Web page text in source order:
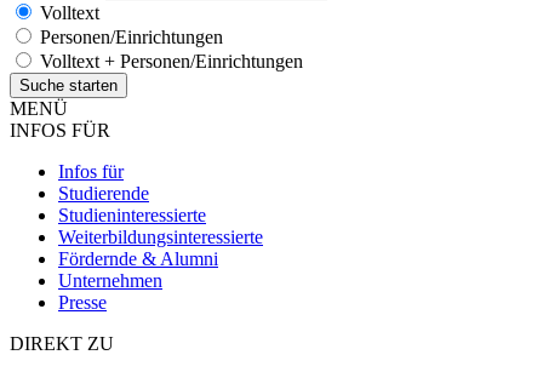
Volltext
Personen/Einrichtungen
Volltext + Personen/Einrichtungen
MENÜ
INFOS FÜR
Infos für
Studierende
Studieninteressierte
Weiterbildungsinteressierte
Fördernde & Alumni
Unternehmen
Presse
DIREKT ZU